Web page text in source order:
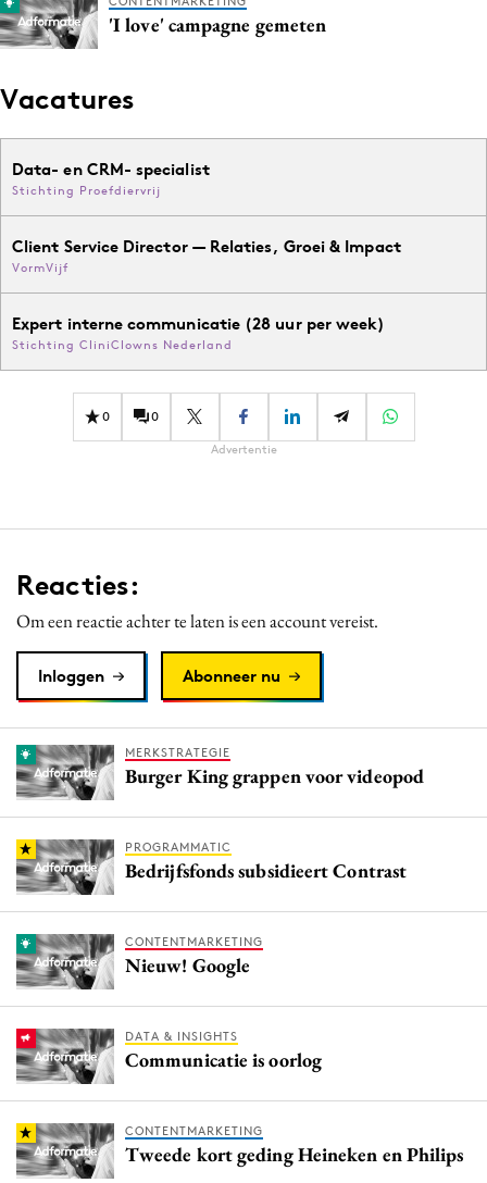
'I love' campagne gemeten
Vacatures
Data- en CRM- specialist
Stichting Proefdiervrij
Client Service Director — Relaties, Groei & Impact
VormVijf
Expert interne communicatie (28 uur per week)
Stichting CliniClowns Nederland
0 0
Advertentie
Reacties:
Om een reactie achter te laten is een account vereist.
Inloggen Abonneer nu
MERKSTRATEGIE
Burger King grappen voor videopod
PROGRAMMATIC
Bedrijfsfonds subsidieert Contrast
CONTENTMARKETING
Nieuw! Google
DATA & INSIGHTS
Communicatie is oorlog
CONTENTMARKETING
Tweede kort geding Heineken en Philips